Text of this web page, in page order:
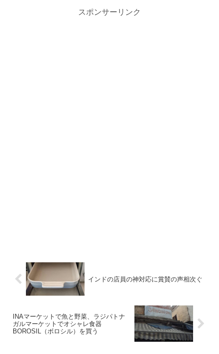
スポンサーリンク
インドの店員の神対応に賞賛の声相次ぐ
INAマーケットで魚と野菜、ラジパトナ
ガルマーケットでオシャレ食器
BOROSIL（ボロシル）を買う